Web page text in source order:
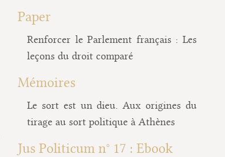
Paper
Renforcer le Parlement français : Les
leçons du droit comparé
Mémoires
Le sort est un dieu. Aux origines du
tirage au sort politique à Athènes
Jus Politicum n° 17 : Ebook